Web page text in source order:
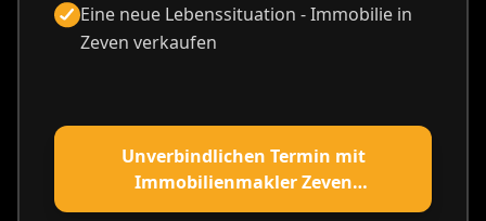
Eine neue Lebenssituation - Immobilie in
Zeven verkaufen
Unverbindlichen Termin mit
Immobilienmakler Zeven
vereinbaren